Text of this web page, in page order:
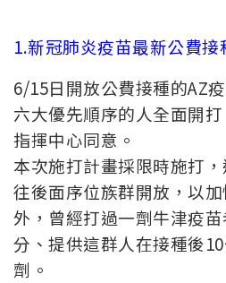
1.新冠肺炎疫苗最新公費接
6/15日開放公費接種的AZ
六大優先順序的人全面開
指揮中心同意。
本次施打計畫採限時施打
往後面序位族群開放，以
外，曾經打過一劑牛津疫
分、提供這群人在接種後
劑。